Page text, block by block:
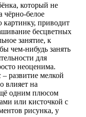
который не
чёрно-белое
картинку, приводит
бесцветных
занятие, к
чем-нибудь занять
для
неоценима.
развитие мелкой
влияет на
одним плюсом
или кисточкой с
рисунка, у